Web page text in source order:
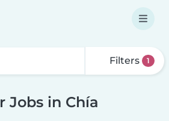
Filters 1
Jobs in Chía